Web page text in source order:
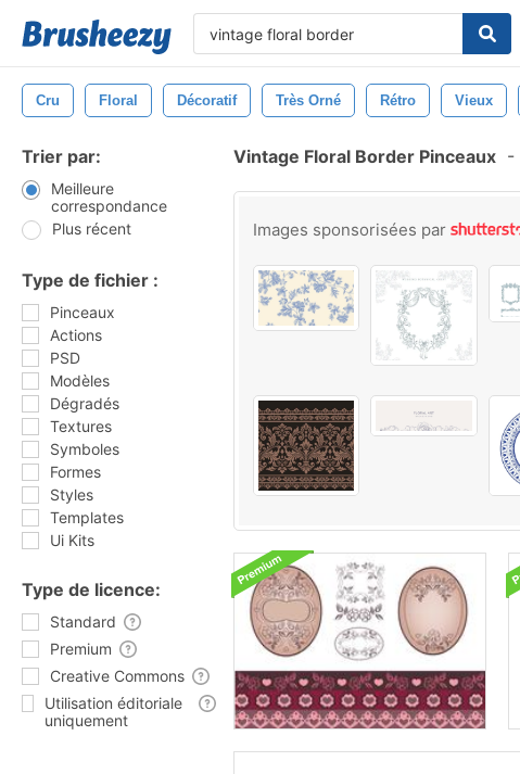
Cru Floral Décoratif Très Orné Rétro Vieux
Trier par:
Meilleure
correspondance
Plus récent
Type de fichier :
Pinceaux
Actions
PSD
Modèles
Dégradés
Textures
Symboles
Formes
Styles
Templates
Ui Kits
Type de licence:
Standard
Premium
Creative Commons
Utilisation éditoriale
uniquement
Vintage Floral Border Pinceaux -
Images sponsorisées par